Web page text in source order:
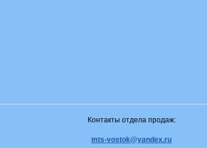
Контакты отдела продаж:
mts-vostok@yandex.ru